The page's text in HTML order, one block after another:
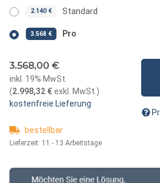
2.140 € Standard
3.568 € Pro
3.568,00 €
inkl. 19% MwSt.
(2.998,32 €exkl. MwSt.)
kostenfreie Lieferung
bestellbar
Lieferzeit: 11 - 13 Arbeitstage